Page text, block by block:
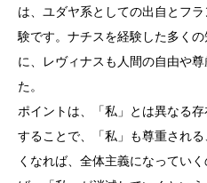
は、ユダヤ系としての出自とフ
験です。ナチスを経験した多く
に、レヴィナスも人間の自由や
た。
ポイントは、「私」とは異なる
することで、「私」も尊重され
くなれば、全体主義になってい